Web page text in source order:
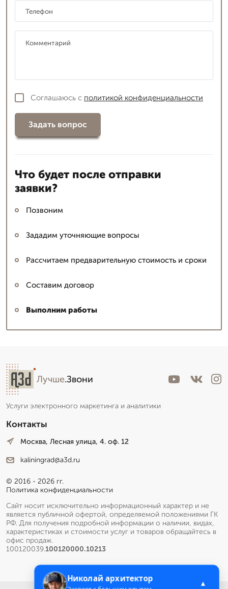
Соглашаюсь с политикой конфиденциальности
Задать вопрос
Что будет после отправки
заявки?
Позвоним
Зададим уточняющие вопросы
Рассчитаем предварительную стоимость и сроки
Составим договор
Выполним работы
Лучше.Звони
Услуги электронного маркетинга и аналитики
Контакты
Москва, Лесная улица, 4. оф. 12
kaliningrad@a3d.ru
© 2016 - 2026 гг.
Политика конфиденциальности
Сайт носит исключительно информационный характер и не
является публичной офертой, определяемой положениями ГК
РФ. Для получения подробной информации о наличии, видах,
характеристиках и стоимости услуг и товаров обращайтесь в
офис продаж.
100120039.100120000.10213
Николай архитектор ▲